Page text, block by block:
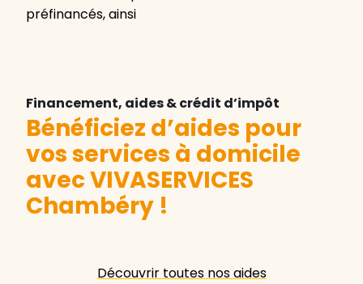
préfinancés, ainsi
Financement, aides & crédit d’impôt
Bénéficiez d’aides pour
vos services à domicile
avec VIVASERVICES
Chambéry !
Découvrir toutes nos aides